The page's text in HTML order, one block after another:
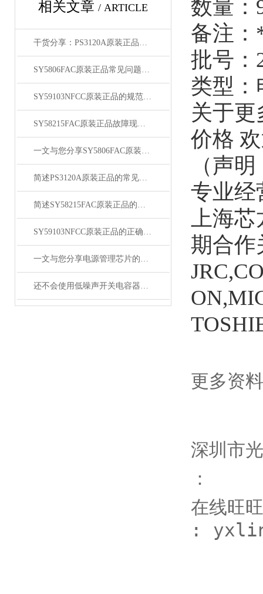
相关文章 / ARTICLE
干货分享：PS3120A原装正品使用中的那些常见故障与解决技巧
SY5806FAC原装正品常见问题及对应解决办法大公开
SY59103NFCC原装正品的规范存放管理体系介绍
SY58215FAC原装正品故障现象相应的解决方法介绍
一文与您分享SY5806FAC原装正品的常见问题相应解决方法
简述PS3120A原装正品的常见故障相应解决方法
简述SY58215FAC原装正品的正确安装方法
SY59103NFCC原装正品的正确维护保养方法分享
一文与您分享电源管理芯片的维护保养方法
还不会使用低噪声开关电容器？进来看
数量：
备注
批号：
类型：
关于更
价格
（声明
专业经
上海
期合作
更多资
深圳市
：
在线旺
: